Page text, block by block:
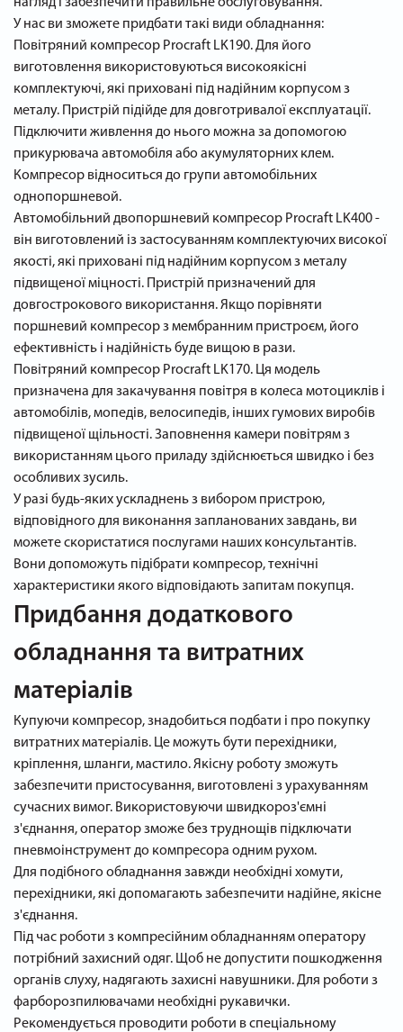
У нас ви зможете придбати такі види обладнання:
Повітряний компресор Procraft LK190. Для його
виготовлення використовуються високоякісні
комплектуючі, які приховані під надійним корпусом з
металу. Пристрій підійде для довготривалої експлуатації.
Підключити живлення до нього можна за допомогою
прикурювача автомобіля або акумуляторних клем.
Компресор відноситься до групи автомобільних
однопоршневой.
Автомобільний двопоршневий компресор Procraft LK400 -
він виготовлений із застосуванням комплектуючих високої
якості, які приховані під надійним корпусом з металу
підвищеної міцності. Пристрій призначений для
довгострокового використання. Якщо порівняти
поршневий компресор з мембранним пристроєм, його
ефективність і надійність буде вищою в рази.
Повітряний компресор Procraft LK170. Ця модель
призначена для закачування повітря в колеса мотоциклів і
автомобілів, мопедів, велосипедів, інших гумових виробів
підвищеної щільності. Заповнення камери повітрям з
використанням цього приладу здійснюється швидко і без
особливих зусиль.
У разі будь-яких ускладнень з вибором пристрою,
відповідного для виконання запланованих завдань, ви
можете скористатися послугами наших консультантів.
Вони допоможуть підібрати компресор, технічні
характеристики якого відповідають запитам покупця.
Придбання додаткового
обладнання та витратних
матеріалів
Купуючи компресор, знадобиться подбати і про покупку
витратних матеріалів. Це можуть бути перехідники,
кріплення, шланги, мастило. Якісну роботу зможуть
забезпечити пристосування, виготовлені з урахуванням
сучасних вимог. Використовуючи швидкороз'ємні
з'єднання, оператор зможе без труднощів підключати
пневмоінструмент до компресора одним рухом.
Для подібного обладнання завжди необхідні хомути,
перехідники, які допомагають забезпечити надійне, якісне
з'єднання.
Під час роботи з компресійним обладнанням оператору
потрібний захисний одяг. Щоб не допустити пошкодження
органів слуху, надягають захисні навушники. Для роботи з
фарборозпилювачами необхідні рукавички.
Рекомендується проводити роботи в спеціальному